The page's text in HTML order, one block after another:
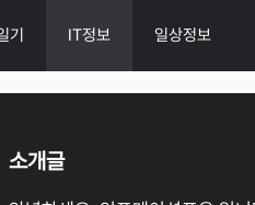
기 IT정보 일상정보
소개글